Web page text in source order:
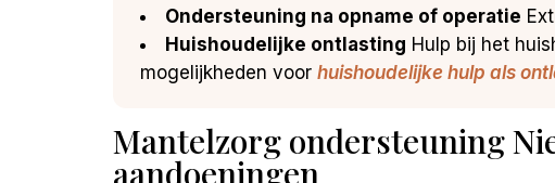
Ondersteuning na opname of operatie
Huishoudelijke ontlasting Hulp bij het
mogelijkheden voor huishoudelijke hulp als
Mantelzorg ondersteuning
aandoeningen